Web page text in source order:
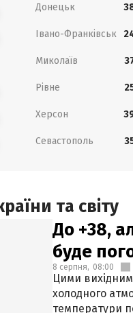
Донецьк
Івано-Франківськ
Миколаїв
Рівне
Херсон
Севастополь
та світу
До +38,
буде
8 серпня, 08:00
Цими
холодного
температури